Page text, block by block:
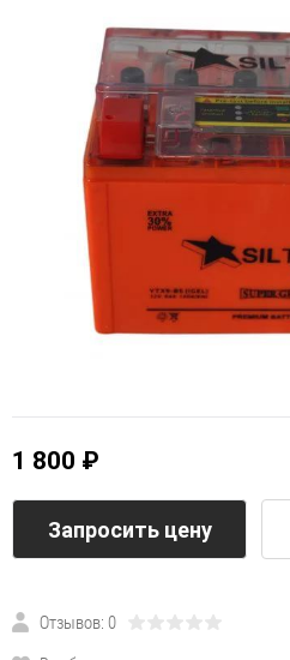
1 800 ₽
Запросить цену
Отзывов: 0